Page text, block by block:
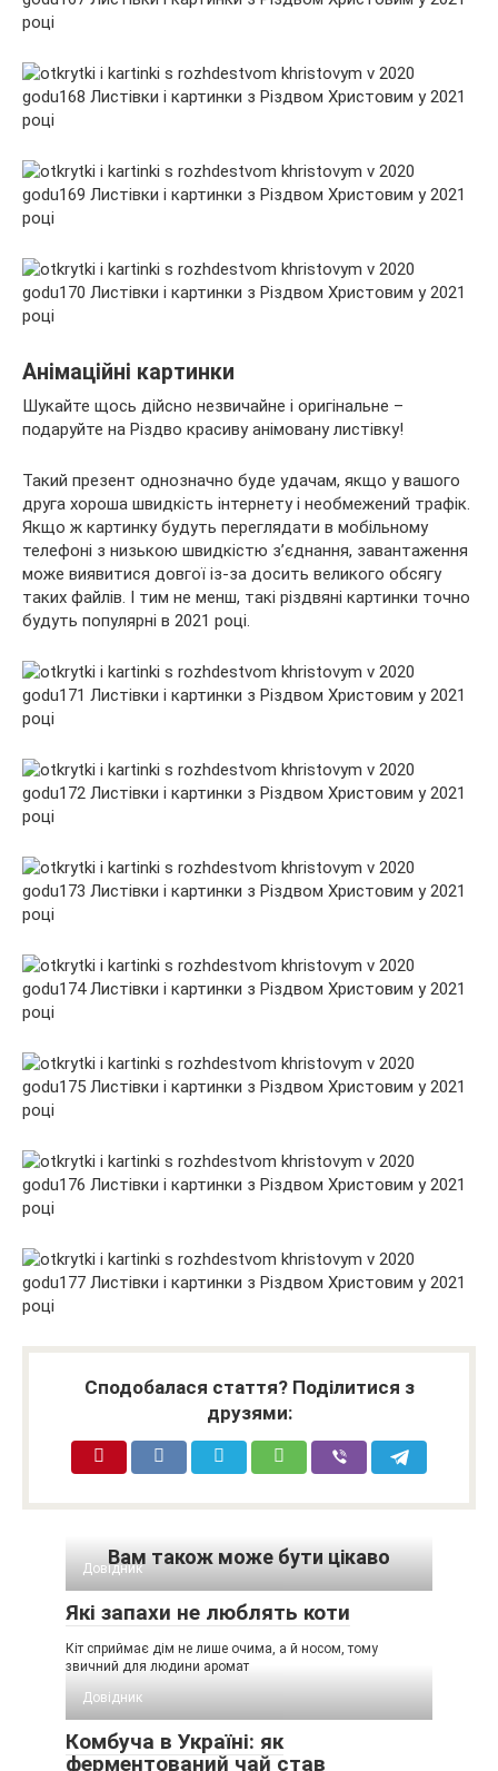
Анімаційні картинки
Шукайте щось дійсно незвичайне і оригінальне –
подаруйте на Різдво красиву анімовану листівку!
Такий презент однозначно буде удачам, якщо у вашого
друга хороша швидкість інтернету і необмежений трафік.
Якщо ж картинку будуть переглядати в мобільному
телефоні з низькою швидкістю з’єднання, завантаження
може виявитися довгої із-за досить великого обсягу
таких файлів. І тим не менш, такі різдвяні картинки точно
будуть популярні в 2021 році.
Сподобалася стаття? Поділитися з
друзями:
Вам також може бути цікаво
Довідник
Які запахи не люблять коти
Кіт сприймає дім не лише очима, а й носом, тому
звичний для людини аромат
Довідник
Комбуча в Україні: як
ферментований чай став